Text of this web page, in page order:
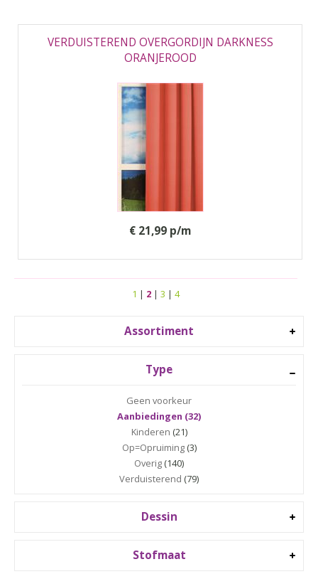
Assortiment
Type
Geen voorkeur
Aanbiedingen (32)
Kinderen (21)
Op=Opruiming(3)
Overig (140)
Verduisterend (79)
Dessin
Stofmaat
VERDUISTEREND OVERGORDIJN DARKNESS
ORANJEROOD
€ 21,99 p/m
1 | 2 | 3 | 4